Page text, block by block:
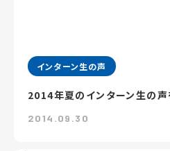
インターン生の声
2014年夏のインターン生の声
2014.09.30